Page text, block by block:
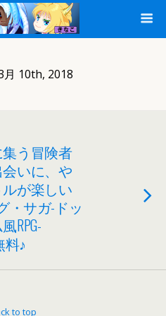
月 10th, 2018
う冒険者
いに、や
が楽しい
・サガ-ドッ
RPG-
料♪
to top